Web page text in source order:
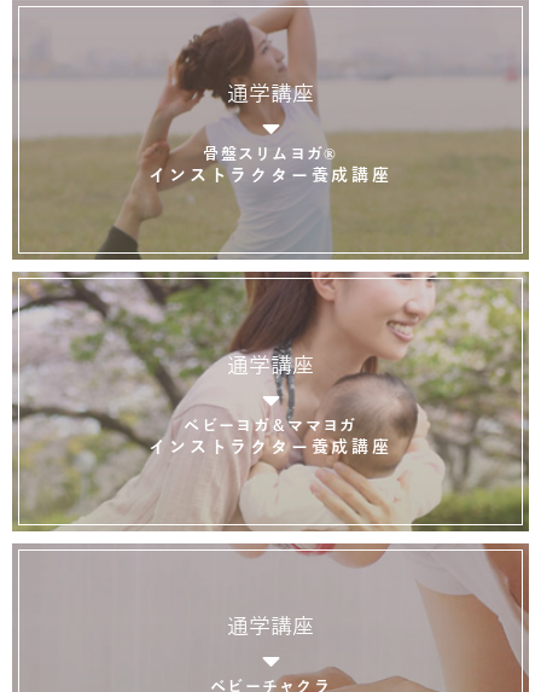
通学講座
骨盤スリムヨガ®
インストラクター養成講座
通学講座
ベビーヨガ＆ママヨガ
インストラクター養成講座
通学講座
ベビーチャクラ